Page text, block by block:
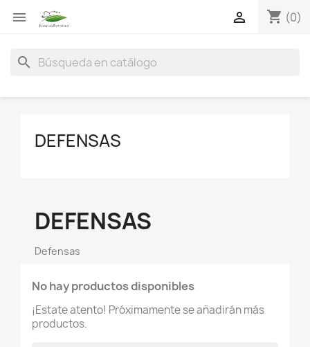
 shopping_cart (0)

search
DEFENSAS
DEFENSAS
Defensas
No hay productos disponibles
¡Estate atento! Próximamente se añadirán más
productos.